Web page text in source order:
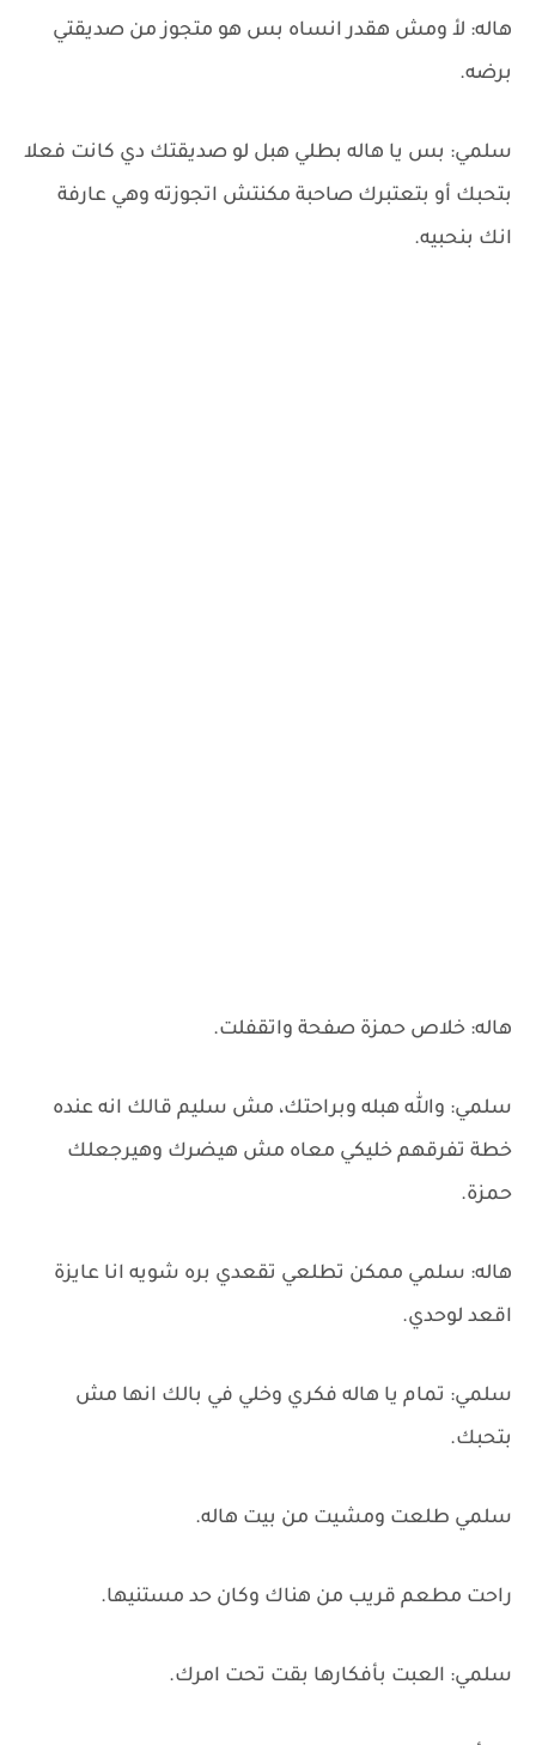
هاله: لأ ومش هقدر انساه بس هو متجوز من صديقتي
برضه.
سلمي: بس يا هاله بطلي هبل لو صديقتك دي كانت فعلا
بتحبك أو بتعتبرك صاحبة مكنتش اتجوزته وهي عارفة
انك بنحبيه.
هاله: خلاص حمزة صفحة واتقفلت.
سلمي: والله هبله وبراحتك، مش سليم قالك انه عنده
خطة تفرقهم خليكي معاه مش هيضرك وهيرجعلك
حمزة.
هاله: سلمي ممكن تطلعي تقعدي بره شويه انا عايزة
اقعد لوحدي.
سلمي: تمام يا هاله فكري وخلي في بالك انها مش
بتحبك.
سلمي طلعت ومشيت من بيت هاله.
راحت مطعم قريب من هناك وكان حد مستنيها.
سلمي: العبت بأفكارها بقت تحت امرك.